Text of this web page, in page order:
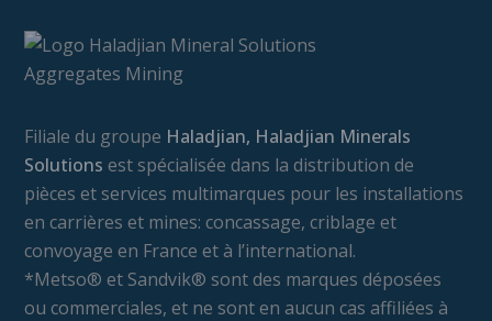
Filiale du groupe Haladjian, Haladjian Minerals
Solutions est spécialisée dans la distribution de
pièces et services multimarques pour les installations
en carrières et mines: concassage, criblage et
convoyage en France et à l’international.
*Metso® et Sandvik® sont des marques déposées
ou commerciales, et ne sont en aucun cas affiliées à